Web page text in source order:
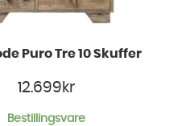
Puro Tre 10 Skuffer
12.699 kr
Bestillingsvare